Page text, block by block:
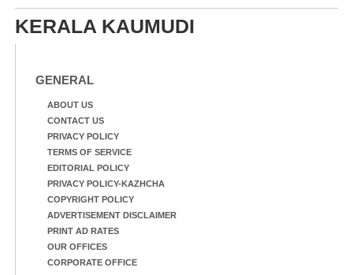
KERALA KAUMUDI
GENERAL
ABOUT US
CONTACT US
PRIVACY POLICY
TERMS OF SERVICE
EDITORIAL POLICY
PRIVACY POLICY-KAZHCHA
COPYRIGHT POLICY
ADVERTISEMENT DISCLAIMER
PRINT AD RATES
OUR OFFICES
CORPORATE OFFICE